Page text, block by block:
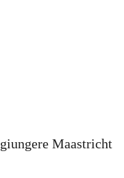
Maastricht